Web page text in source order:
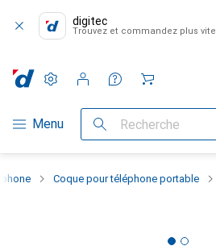
digitec
Trouvez et commandez plus vite
Navigation par catégorie
Menu Recherche
Paramètres
Compte client
Listes de comparaison
Listes d'envies
Panier
Coque pour téléphone portable